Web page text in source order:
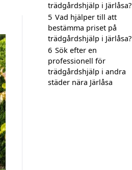
trädgårdshjälp i Järlåsa?
5 Vad hjälper till att
bestämma priset på
trädgårdshjälp i Järlåsa?
6 Sök efter en
professionell för
trädgårdshjälp i andra
städer nära Järlåsa